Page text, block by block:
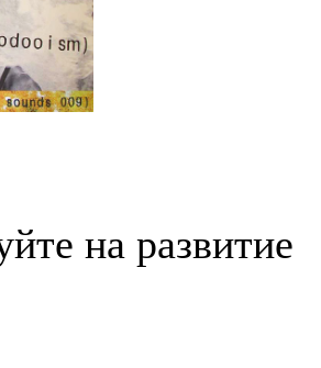
на развитие